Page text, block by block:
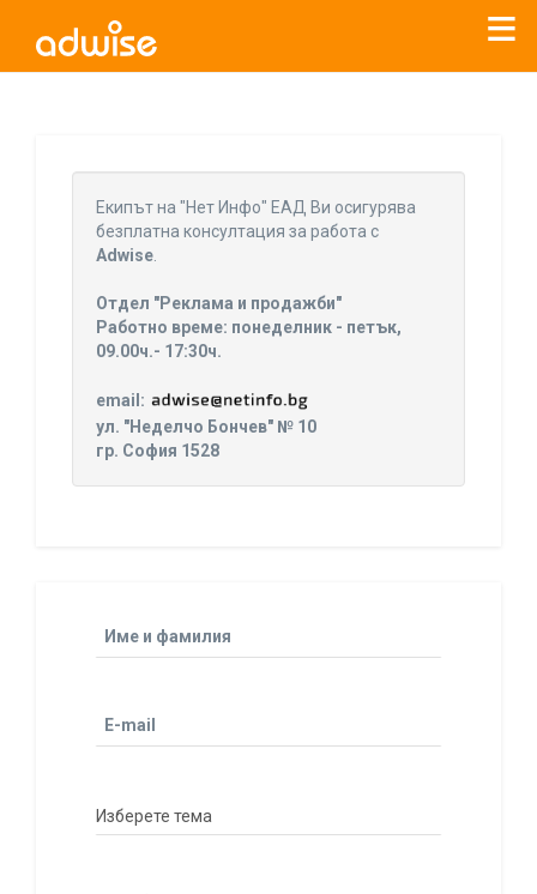
Уважаеми рекламодатели, с настоящото съобщение
бихме искали да Ви уведомим, че „Нет Инфо“ ЕАД (
прекратява услугата Adwiseсчитано от
г
Eкипът на "Нет Инфо" ЕАД Ви осигурява
безплатна консултация за работа с
Adwise.
Отдел "Реклама и продажби"
Работно време: понеделник - петък,
09.00ч.- 17:30ч.
email:
ул. "Неделчо Бончев" № 10
гр. София 1528
Име и фамилия
E-mail